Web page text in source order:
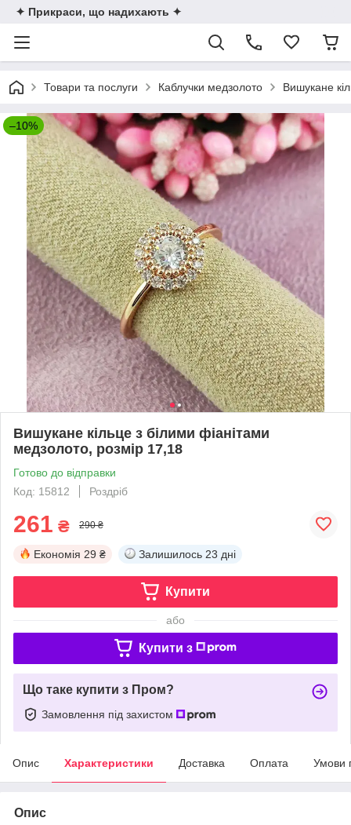
✦ Прикраси, що надихають ✦
Товари та послуги Каблучки медзолото Вишукане
–10%
Вишукане кільце з білими фіанітами
медзолото, розмір 17,18
Готово до відправки
Код: 15812
Роздріб
261 ₴ 290 ₴
Економія 29 ₴ Залишилось 23 дні
Купити
або
Купити з
Що таке купити з Пром?
Замовлення під захистом
Опис Характеристики Доставка Оплата Умови
Опис